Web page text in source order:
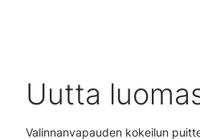
Uutta
Valinnanvapauden kokeilun